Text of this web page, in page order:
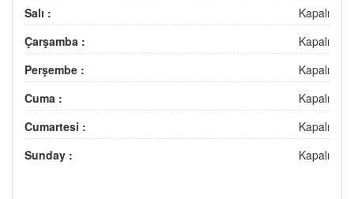
Salı :
Kapalı
Çarşamba :
Kapalı
Perşembe :
Kapalı
Cuma :
Kapalı
Cumartesi :
Kapalı
Sunday :
Kapalı